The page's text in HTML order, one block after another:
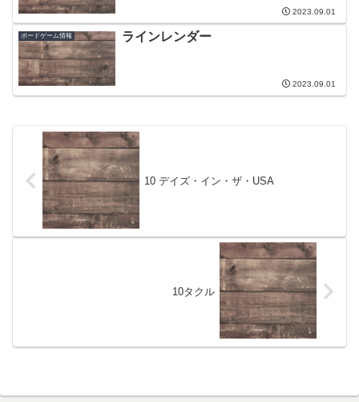
2023.09.01
ボードゲーム情報 ラインレンダー
2023.09.01
10 デイズ・イン・ザ・USA
10タクル